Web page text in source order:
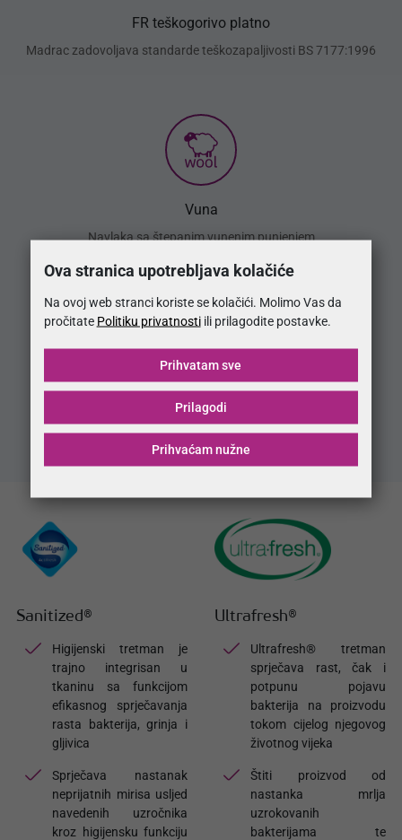
FR teškogorivo platno
Madrac zadovoljava standarde teškozapaljivosti BS 7177:1996
Vuna
Navlaka sa štepanim vunenim punjenjem
Pocket jezgra
Osnova baze madraca od džepićastih opružnih jezgri
Sanitized®
Higijenski tretman je
trajno integrisan u
tkaninu sa funkcijom
efikasnog sprječavanja
rasta bakterija, grinja i
gljivica
Sprječava nastanak
neprijatnih mirisa usljed
navedenih uzročnika
kroz higijensku funkciju
Ultrafresh®
Ultrafresh® tretman
sprječava rast, čak i
potpunu pojavu
bakterija na proizvodu
tokom cijelog njegovog
životnog vijeka
Štiti proizvod od
nastanka mrlja
uzrokovanih
bakterijama te
Ova stranica upotrebljava kolačiće
Na ovoj web stranci koriste se kolačići. Molimo Vas da
pročitate Politiku privatnostiili prilagodite postavke.
Prihvaćam nužne
Prilagodi
Prihvatam sve